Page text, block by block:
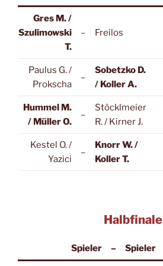
Gres M. /
Szulimowski
T.
– Freilos
Paulus G. /
Prokscha
–
Sobetzko D.
/ Koller A.
Hummel M.
/ Müller O.
–
Stöcklmeier
R. / Kirner J.
Kestel O. /
Yazici
–
Knorr W. /
Koller T.
Halbfinale
Spieler – Spieler